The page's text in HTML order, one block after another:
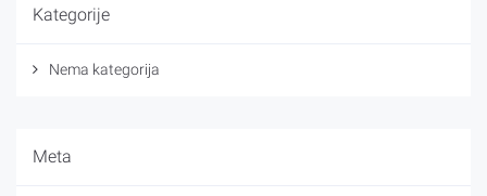
Kategorije
Nema kategorija
Meta